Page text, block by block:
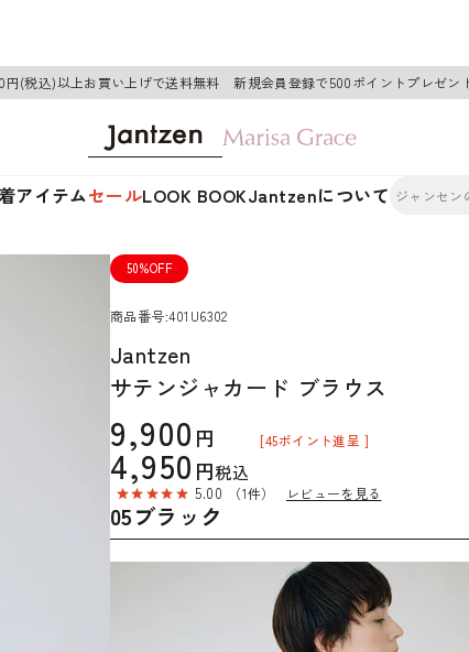
円(税込)以上お買い上げで送料無料 新規会員登録で500ポイントプレゼン
アイテムセールLOOK BOOKJantzenについて
50%OFF
商品番号 401U6302
Jantzen
サテンジャカード ブラウス
9,900
4,950 税込
[45ポイント進呈 ]
5.00 （1件） レビューを見る
05ブラック